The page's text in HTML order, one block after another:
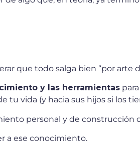
que todo salga bien “por arte
y las herramientas
tu vida (y hacia sus hijos si los
personal y de construcción
a ese conocimiento.